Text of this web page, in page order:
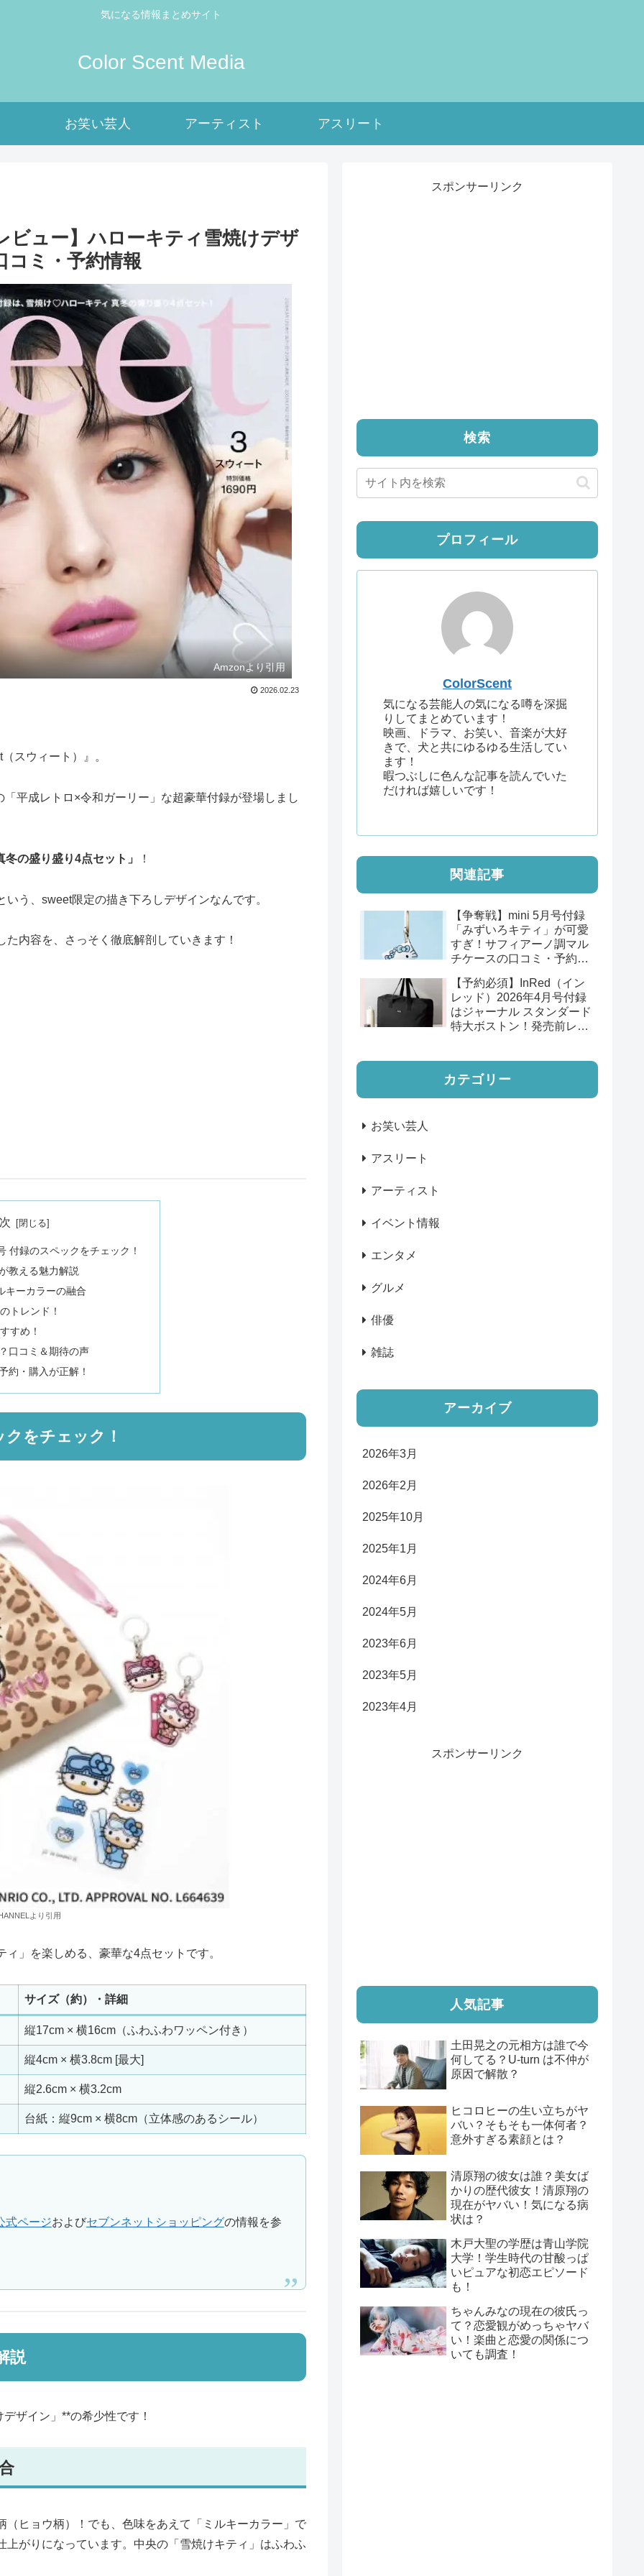
気になる情報まとめサイト
Color Scent Media
お笑い芸人 アーティスト アスリート
ビュー】ハローキティ雪焼けデザ
コミ・予約情報
Amzonより引用
2026.02.23
スウィート）』。
平成レトロ×令和ガーリー」な超豪華付録が登場しまし
の盛り盛り4点セット」 ！
う、sweet限定の描き下ろしデザインなんです。
内容を、さっそく徹底解剖していきます！
付録のスペックをチェック！
教える魅力解説
キーカラーの融合
トレンド！
すめ！
口コミ＆期待の声
約・購入が正解！
をチェック！
より引用
」を楽しめる、豪華な4点セットです。
サイズ（約）・詳細
縦17cm × 横16cm（ふわふわワッペン付き）
縦4cm × 横3.8cm [最大]
縦2.6cm × 横3.2cm
台紙：縦9cm × 横8cm（立体感のあるシール）
式ページおよびセブンネットショッピングの情報を参
説
ザイン」**の希少性です！
ヒョウ柄）！でも、色味をあえて「ミルキーカラー」で
がりになっています。中央の「雪焼けキティ」はふわふ
スポンサーリンク
検索
プロフィール
ColorScent
気になる芸能人の気になる噂を深掘
りしてまとめています！
映画、ドラマ、お笑い、音楽が大好
きで、犬と共にゆるゆる生活してい
ます！
暇つぶしに色んな記事を読んでいた
だければ嬉しいです！
関連記事
【争奪戦】mini 5月号付録
「みずいろキティ」が可愛
すぎ！サフィアーノ調マル
チケースの口コミ・予約情
【予約必須】InRed（イン
レッド）2026年4月号付録
はジャーナル スタンダード
特大ボストン！発売前レビ
カテゴリー
お笑い芸人
アスリート
アーティスト
イベント情報
エンタメ
グルメ
俳優
雑誌
アーカイブ
2026年3月
2026年2月
2025年10月
2025年1月
2024年6月
2024年5月
2023年6月
2023年5月
2023年4月
スポンサーリンク
人気記事
土田晃之の元相方は誰で今
何してる？U-turn は不仲が
原因で解散？
ヒコロヒーの生い立ちがヤ
バい？そもそも一体何者？
意外すぎる素顔とは？
清原翔の彼女は誰？美女ば
かりの歴代彼女！清原翔の
現在がヤバい！気になる病
状は？
木戸大聖の学歴は青山学院
大学！学生時代の甘酸っぱ
いピュアな初恋エピソード
も！
ちゃんみなの現在の彼氏っ
て？恋愛観がめっちゃヤバ
い！楽曲と恋愛の関係につ
いても調査！